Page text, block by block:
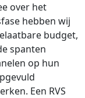
over het
hebben wij
budget,
spanten
op hun
Een RVS